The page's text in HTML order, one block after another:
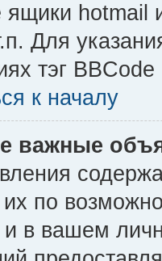
ящики
Для
тэг BBCode
к началу
важные
их по
в вашем